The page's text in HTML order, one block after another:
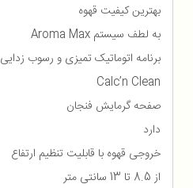
بهترین کیفیت قهوه
به لطف سیستم Aroma Max
برنامه اتوماتیک تمیزی و رسوب زدایی
Calc’n Clean
صفحه گرمایش فنجان
دارد
خروجی قهوه با قابلیت تنظیم ارتفاع
از 8.5 تا 13 سانتی متر